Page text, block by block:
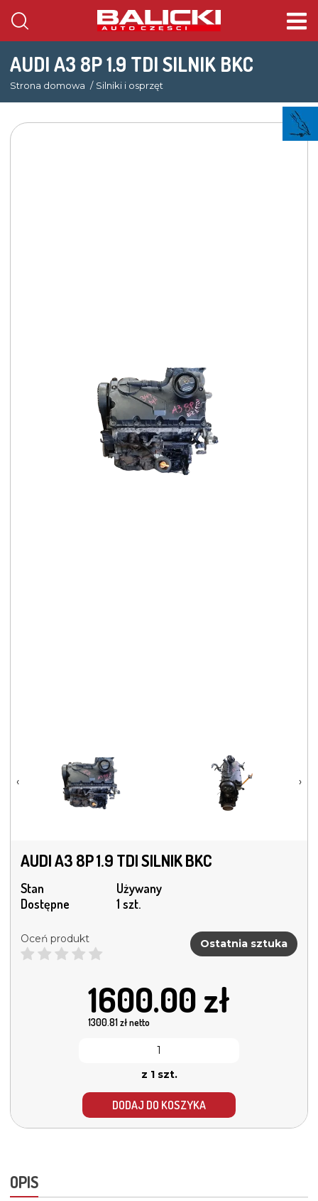
AUDI A3 8P 1.9 TDI SILNIK BKC
Strona domowa Silniki i osprzęt
‹ ›
AUDI A3 8P 1.9 TDI SILNIK BKC
Stan
Używany
Dostępne
1 szt.
Oceń produkt Ostatnia sztuka
1600.00 zł
1300.81zł netto
z 1 szt.
DODAJ DO KOSZYKA
OPIS